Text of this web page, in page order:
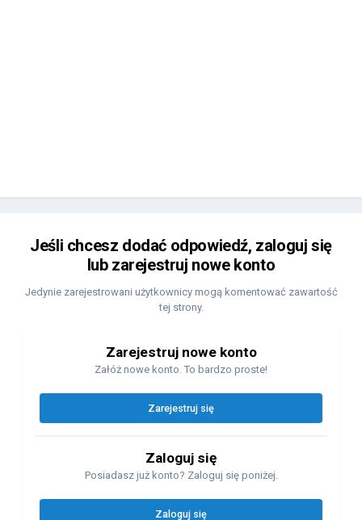
Jeśli chcesz dodać odpowiedź, zaloguj się
lub zarejestruj nowe konto
Jedynie zarejestrowani użytkownicy mogą komentować zawartość
tej strony.
Zarejestruj nowe konto
Załóż nowe konto. To bardzo proste!
Zarejestruj się
Zaloguj się
Posiadasz już konto? Zaloguj się poniżej.
Zaloguj się